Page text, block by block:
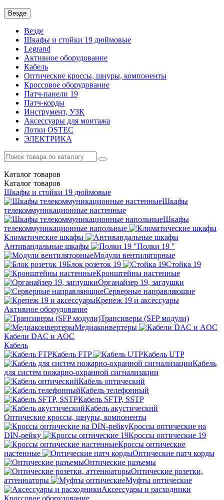
Везде
Везде
Шкафы и стойки 19 дюймовые
Legrand
Активное оборудование
Кабель
Оптические кроссы, шнуры, компоненты
Кроссовое оборудование
Патч-панели 19
Патч-корды
Инструмент, УЗК
Аксессуары для монтажа
Лотки OSTEC
ЭЛЕКТРИКА
Каталог товаров
Каталог товаров
Шкафы и стойки 19 дюймовые
Шкафы
телекоммуникационные настенные
Шкафы
телекоммуникационные напольные
Климатические шкафы
Антивандальные шкафы
Полки 19 "
Модули вентиляторные
Блок розеток 19
Стойка 19
Кронштейны настенные
Органайзер 19, заглушки
Серверные направляющие
Крепеж 19 и аксессуары
Активное оборудование
Трансиверы (SFP модули)
Медиаконвертеры
Кабели DAC и AOC
Кабель
Кабель FTP
Кабель UTP
Кабель
для систем пожарно-охранной сигнализации
Кабель оптический
Кабель телефонный
Кабель SFTP, SSTP
Кабель акустический
Оптические кроссы, шнуры, компоненты
Кроссы оптические на
DIN-рейку
Кроссы оптические 19
Кроссы оптические
настенные
Оптические патч корды
Оптические разъемы
Оптические розетки,
аттенюаторы
Муфты оптические
Аксессуары и расходники
Кроссовое оборудование